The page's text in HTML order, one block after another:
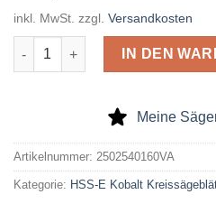
inkl. MwSt. zzgl. Versandkosten
HSS-E-Kobalt-Kreissägeblatt
IN DEN
Meine
Artikelnummer: 2502540160VA
Kategorie: HSS-E Kobalt